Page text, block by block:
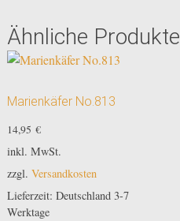
Ähnliche Produkte
Marienkäfer No.813
14,95 €
inkl. MwSt.
zzgl. Versandkosten
Lieferzeit: Deutschland 3-7
Werktage